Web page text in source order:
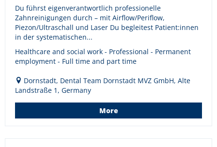
Du führst eigenverantwortlich professionelle
Zahnreinigungen durch – mit Airflow/Periflow,
Piezon/Ultraschall und Laser Du begleitest Patient:innen
in der systematischen...
Healthcare and social work - Professional - Permanent
employment - Full time and part time
Dornstadt, Dental Team Dornstadt MVZ GmbH, Alte
Landstraße 1, Germany
More